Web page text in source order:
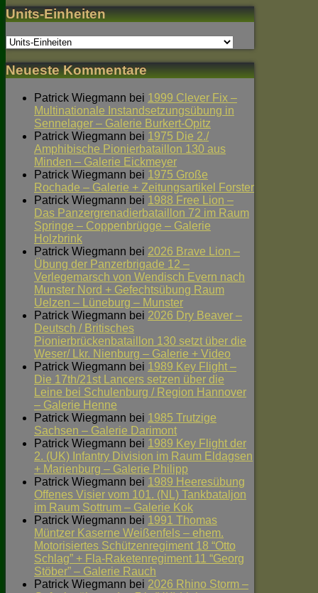
Units-Einheiten
Neueste Kommentare
Patrick Wiegmann bei 1999 Clever Fix –
Multinationale Instandsetzungsübung in
Sennelager – Galerie Burkert-Opitz
Patrick Wiegmann bei 1975 Die 2./
Amphibische Pionierbataillon 130 aus
Minden – Galerie Eickmeyer
Patrick Wiegmann bei 1975 Große
Rochade – Galerie + Zeitungsartikel Forster
Patrick Wiegmann bei 1988 Free Lion –
Das Panzergrenadierbataillon 72 im Raum
Springe – Coppenbrügge – Galerie
Holzbrink
Patrick Wiegmann bei 2026 Brave Lion –
Übung der Panzerbrigade 12 –
Verlegemarsch von Wendisch Evern nach
Munster Nord + Gefechtsübung Raum
Uelzen – Lüneburg – Munster
Patrick Wiegmann bei 2026 Dry Beaver –
Deutsch / Britisches
Pionierbrückenbataillon 130 setzt über die
Weser/ Lkr. Nienburg – Galerie + Video
Patrick Wiegmann bei 1989 Key Flight –
Die 17th/21st Lancers setzen über die
Leine bei Schulenburg / Region Hannover
– Galerie Henne
Patrick Wiegmann bei 1985 Trutzige
Sachsen – Galerie Darimont
Patrick Wiegmann bei 1989 Key Flight der
2. (UK) Infantry Division im Raum Eldagsen
+ Marienburg – Galerie Philipp
Patrick Wiegmann bei 1989 Heeresübung
Offenes Visier vom 101. (NL) Tankbataljon
im Raum Sottrum – Galerie Kok
Patrick Wiegmann bei 1991 Thomas
Müntzer Kaserne Weißenfels – ehem.
Motorisiertes Schützenregiment 18 “Otto
Schlag” + Fla-Raketenregiment 11 “Georg
Stöber” – Galerie Rauch
Patrick Wiegmann bei 2026 Rhino Storm –